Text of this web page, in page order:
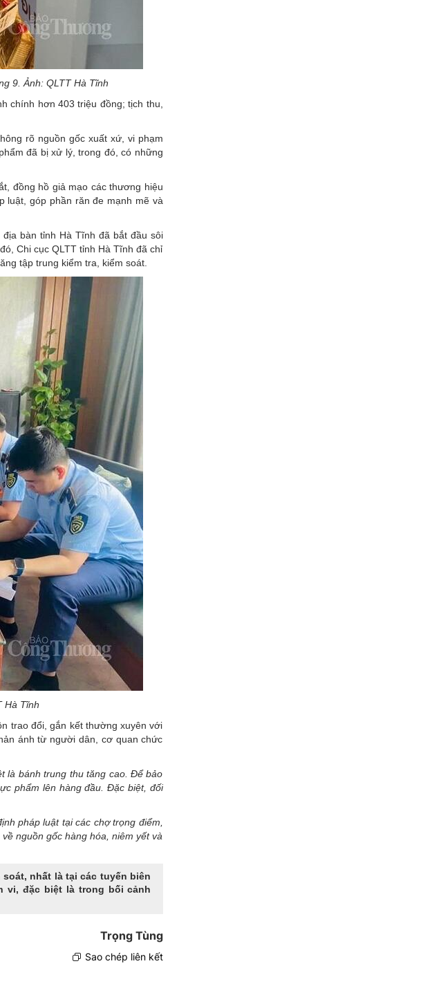
9. Ảnh: QLTT Hà Tĩnh
chính hơn 403 triệu đồng; tịch thu,
rõ nguồn gốc xuất xứ, vi phạm
đã bị xử lý, trong đó, có những
đồng hồ giả mạo các thương hiệu
luật, góp phần răn đe mạnh mẽ và
địa bàn tỉnh Hà Tĩnh đã bắt đầu sôi
Chi cục QLTT tỉnh Hà Tĩnh đã chỉ
tập trung kiểm tra, kiểm soát.
Hà Tĩnh
trao đổi, gắn kết thường xuyên với
ánh từ người dân, cơ quan chức
là bánh trung thu tăng cao. Để bảo
phẩm lên hàng đầu. Đặc biệt, đối
pháp luật tại các chợ trọng điểm,
nguồn gốc hàng hóa, niêm yết và
nhất là tại các tuyến biên
vi, đặc biệt là trong bối cảnh
Trọng Tùng
Sao chép liên kết